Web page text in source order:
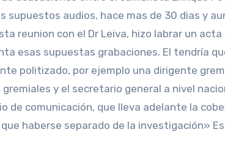
supuestos audios, hace mas de 30 dias y
reunion con el Dr Leiva, hizo labrar un
esas supuestas grabaciones. El tendría
politizado, por ejemplo una dirigente
y el secretario general a nivel
de comunicación, que lleva adelante la
haberse separado de la investigación»